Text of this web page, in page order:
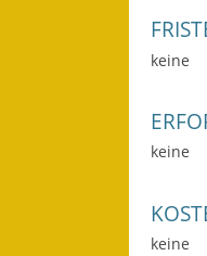
keine
keine
keine